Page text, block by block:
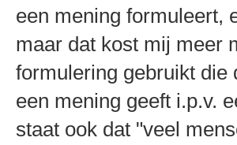
een mening formuleert,
maar dat kost mij meer
formulering gebruikt die
een mening geeft i.p.v.
staat ook dat "veel